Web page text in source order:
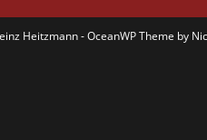
Heitzmann - OceanWP Theme by